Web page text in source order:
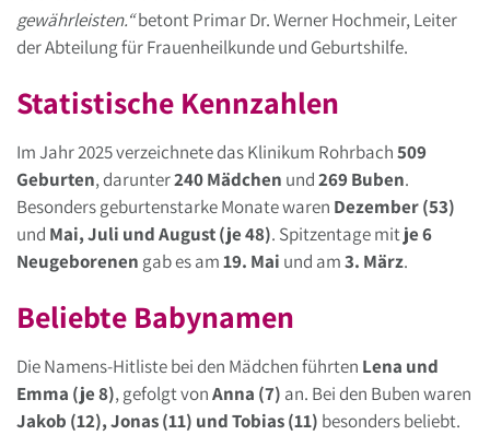
gewährleisten.“betont Primar Dr. Werner Hochmeir, Leiter
der Abteilung für Frauenheilkunde und Geburtshilfe.
Statistische Kennzahlen
Im Jahr 2025 verzeichnete das Klinikum Rohrbach509
Geburten, darunter240 Mädchen und269 Buben.
Besonders geburtenstarke Monate waren Dezember (53)
und Mai, Juli und August (je 48). Spitzentage mitje 6
Neugeborenen gab es am19. Mai und am3. März.
Beliebte Babynamen
Die Namens-Hitliste bei den Mädchen führten Lena und
Emma (je 8), gefolgt vonAnna (7) an. Bei den Buben waren
Jakob (12), Jonas (11) und Tobias (11) besonders beliebt.